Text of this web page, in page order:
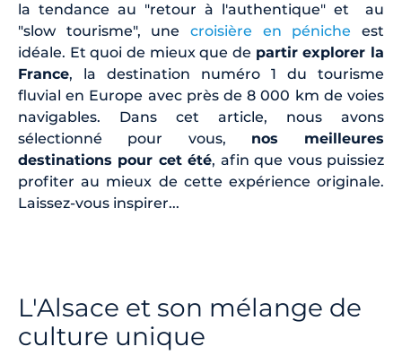
la tendance au "retour à l'authentique" et au
"slow tourisme", une croisière en péniche est
idéale. Et quoi de mieux que de partir explorer la
France, la destination numéro 1 du tourisme
fluvial en Europe avec près de 8 000 km de voies
navigables. Dans cet article, nous avons
sélectionné pour vous, nos meilleures
destinations pour cet été, afin que vous puissiez
profiter au mieux de cette expérience originale.
Laissez-vous inspirer...
L'Alsace et son mélange de
culture unique